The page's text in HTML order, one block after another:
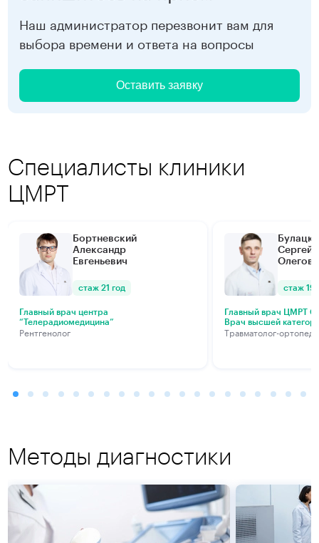
Наш администратор перезвонит вам для
выбора времени и ответа на вопросы
Оставить заявку
Специалисты клиники
ЦМРТ
Бортневский
Александр
Евгеньевич
стаж 21 год
Главный врач центра
“Телерадиомедицина”
Рентгенолог
Сергей
стаж 19
Главный врач ЦМРТ
Врач высшей
Травматолог-ортопед
Методы диагностики